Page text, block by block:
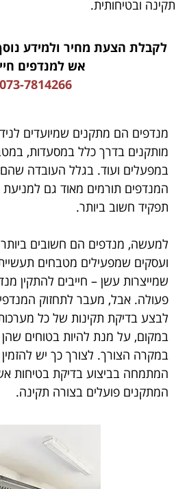
תקינה ובטיחותית.
לקבלת הצעת מחיר ולמידע
אש למנדפים
073-7814266
מנדפים הם מתקנים שמיועדים
מותקנים בדרך כלל במסעדות,
במפעלים ועוד. בגלל העובדה
המנדפים תורמים מאוד גם למניעת
תפקיד חשוב ביותר.
למעשה, מנדפים הם חשובים ביותר
ועסקים שמפעילים מטבחים
שמייצרות עשן – חייבים להתקין
פעולה. אבל, מעבר לתחזוק
לבצע בדיקת תקינות של כל
במקום, על מנת להיות בטוחים
במקרה הצורך. לצורך כך יש
המתמחה בביצוע בדיקת בטיחות
המתקנים פועלים בצורה תקינה.